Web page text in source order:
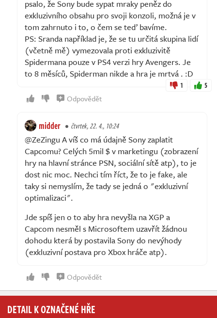
psalo, že Sony bude sypat mraky peněz do
exkluzivního obsahu pro svoji konzoli, možná je v
tom zahrnuto i to, o čem se teď bavíme.
PS: Sranda například je, že se tu určitá skupina lidí
(včetně mě) vymezovala proti exkluzivitě
Spidermana pouze v PS4 verzi hry Avengers. Je
to 8 měsíců, Spiderman nikde a hra je mrtvá . :D
1 5
Odpovědět
midder čtvrtek, 22. 4., 10:24
@ZeZingu A víš co má údajně Sony zaplatit
Capcomu? Celých 5mil $ v marketingu (zobrazení
hry na hlavní stránce PSN, sociální sítě atp), to je
dost nic moc. Nechci tím říct, že to je fake, ale
taky si nemyslím, že tady se jedná o "exkluzivní
optimalizaci".
Jde spíš jen o to aby hra nevyšla na XGP a
Capcom nesměl s Microsoftem uzavřít žádnou
dohodu která by postavila Sony do nevýhody
(exkluzivní postava pro Xbox hráče atp).
Odpovědět
DETAIL K OZNAČENÉ HŘE